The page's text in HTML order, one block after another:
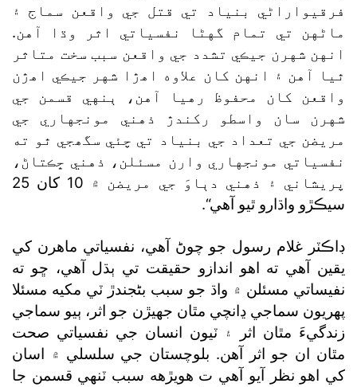
فرقيواراڻي بنياد تي قتل جي واقعن سماج ۽
ماڻهن تي تمام گهڻا نفسياتي اثر وڌا آهن.
انهن شهرن جيڪي تشدد جي واقعن سبب سخت متاثر
ٿيا آهن ۽ انهن کان علاوه اهڙا شهر جيڪي اهڙن
واقعن کان محفوظ رهيا آهن، ٻنهي قسمن جي
شهرن سان واسطو رکندڙ ذهني مونجهاري جي
مريضن جي تعداد جي بنياد تي چئي سگھجي ٿو ته
نفسياتي مونجهاري وارن مسئلن، ذهني ڇڪتاڻ،
پريشاني ۽ ذهني دٻاوَ جي مريضن ۾ 10 کان 25
سيڪڙو واڌارو ٿيو آهي“.
ڊاڪٽر غلام رسول جو چوڻ آهي، نفسياتي ماهرن کي
يقين آهي ته اهو اندازو حقيقت تي ٻڌل آهي، ڇو ته
نفيساتي مسئلن ۾ واڌ جو سبب بڻجندڙ ٽي مکيه مسئلا
پهريون سماجي ڍانچي مٿان جهيڙن جو اثر، ٻيو سماجي
زندگيءَ مٿان اثر ۽ ٽيون انسان جي نفسياتي صحت
مٿان ان جو اثر آهن. بلوچستان جي سلسلي ۾ اسان
کي اهو نظر آيو آهي ت هويڙهه سبب ٽنهي قسمن جا